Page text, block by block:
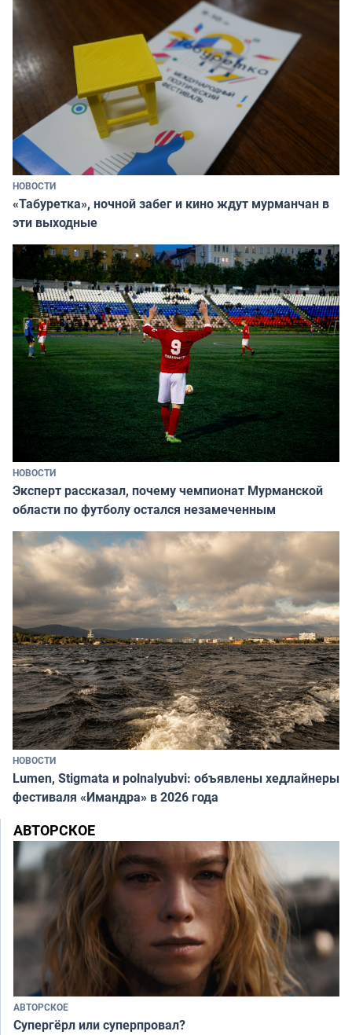
НОВОСТИ
«Табуретка», ночной забег и кино ждут мурманчан в
эти выходные
НОВОСТИ
Эксперт рассказал, почему чемпионат Мурманской
области по футболу остался незамеченным
НОВОСТИ
Lumen, Stigmata и polnalyubvi: объявлены хедлайнеры
фестиваля «Имандра» в 2026 года
АВТОРСКОЕ
АВТОРСКОЕ
Супергёрл или суперпровал?